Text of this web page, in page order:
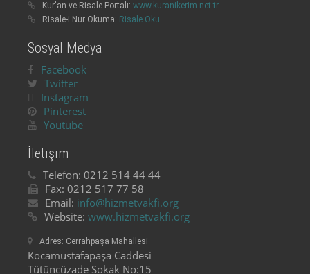
Kur'an ve Risale Portalı: www.kuranikerim.net.tr
Risale-i Nur Okuma: Risale Oku
Sosyal Medya
Facebook
Twitter
Instagram
Pinterest
Youtube
İletişim
Telefon: 0212 514 44 44
Fax: 0212 517 77 58
Email: info@hizmetvakfi.org
Website: www.hizmetvakfi.org
Adres: Cerrahpaşa Mahallesi
Kocamustafapaşa Caddesi
Tütüncüzade Sokak No:15